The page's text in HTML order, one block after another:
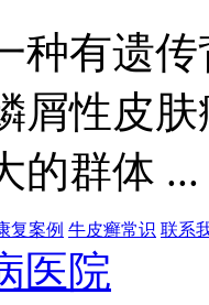
种有遗
屑性皮
的群体 ...
复案例 牛皮癣常识 联系
医院